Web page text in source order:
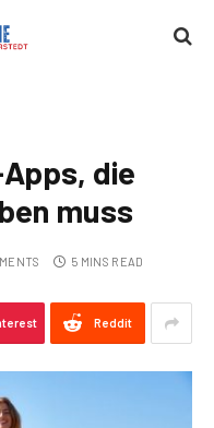
die
muss
5 MINS READ
Reddit